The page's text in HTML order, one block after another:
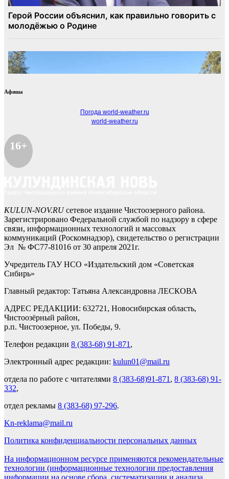
Афиша
Погода world-weather.ru
world-weather.ru
16+
KULUN-NOV.RUсетевое издание Чистоозерного района.
Зарегистрировано Федеральной службой по надзору в сфере
связи, информационных технологий и массовых
коммуникаций (Роскомнадзор), свидетельство о регистрации
Эл № ФС77-81016 от 30 апреля 2021г.
Учредитель ГАУ НСО «Издательский дом «Советская
Сибирь»
Главный редактор: Татьяна Александровна ЛЕСКОВА
АДРЕС РЕДАКЦИИ: 632721, Новосибирская область,
Чистоозёрный район,
р.п. Чистоозерное, ул. Победы, 9.
Телефон редакции 8 (383-68) 91-871 ,
Электронный адрес редакции: kulun01@mail.ru
отдела по работе с читателями 8 (383-68)91-871 , 8 (383-68) 91-
332,
отдел рекламы 8 (383-68) 97-296.
Kn-reklama@mail.ru
Политика конфиденциальности персональных данных
На информационном ресурсе применяются рекомендательные
технологии (информационные технологии предоставления
информации на основе сбора, систематизации и анализа